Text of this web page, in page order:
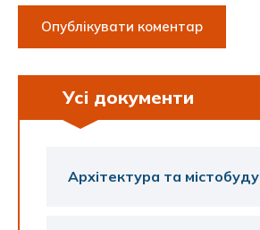
Усі документи
Архітектура та